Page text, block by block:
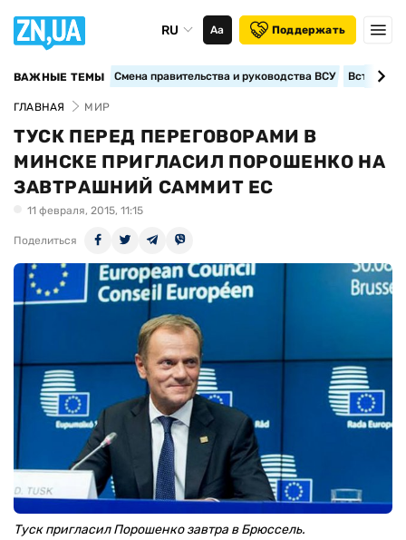
RU Аа Поддержать
ВАЖНЫЕ ТЕМЫ Смена правительства и руководства ВСУ
ГЛАВНАЯ МИР
ТУСК ПЕРЕД ПЕРЕГОВОРАМИ В
МИНСКЕ ПРИГЛАСИЛ ПОРОШЕНКО НА
ЗАВТРАШНИЙ САММИТ ЕС
11 февраля, 2015, 11:15
Поделиться
Туск пригласил Порошенко завтра в Брюссель.